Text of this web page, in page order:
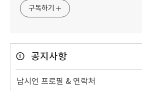
구독하기
공지사항
남시언 프로필 & 연락처